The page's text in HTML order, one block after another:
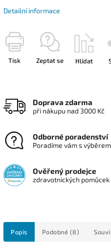
Detailní informace
Tisk Zeptat se Hlídat
Doprava zdarma
při nákupu nad 3000 Kč
Odborné poradenství
Poradíme vám s
Ověřený prodejce
zdravotnických pomůcek
Popis Podobné (8)